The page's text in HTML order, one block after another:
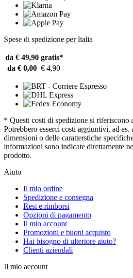
Spese di spedizione per Italia
da € 49,90 gratis*
da € 0,00 € 4,90
* Questi costi di spedizione si riferiscono
Potrebbero esserci costi aggiuntivi, ad es.
dimensioni o delle caratterstiche
informazioni sono indicate direttamente
prodotto.
Aiuto
Il mio ordine
Spedizione e consegna
Resi e rimborsi
Opzioni di pagamento
Il mio account
Promozioni e buoni acquisto
Hai bisogno di ulteriore aiuto?
Clienti aziendali
Il mio account